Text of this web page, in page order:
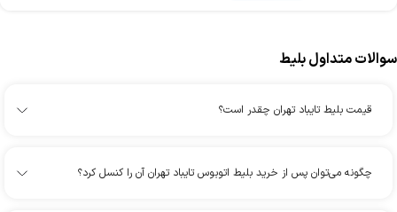
سوالات متداول بلیط
قیمت بلیط تایباد تهران چقدر است؟
چگونه می‌توان پس از خرید بلیط اتوبوس تایباد تهران آن را کنسل کرد؟